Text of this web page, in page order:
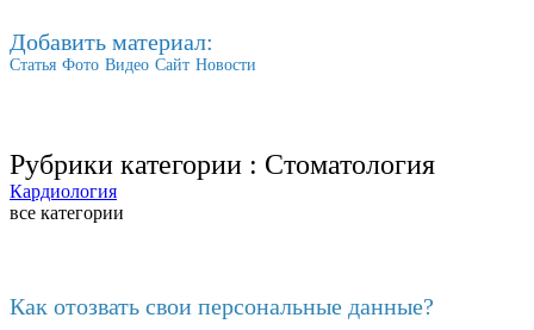
Добавить материал:
Статья Фото Видео Сайт Новости
Рубрики категории : Стоматология
Кардиология
все категории
Как отозвать свои персональные данные?